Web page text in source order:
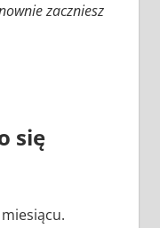
zaczniesz
się